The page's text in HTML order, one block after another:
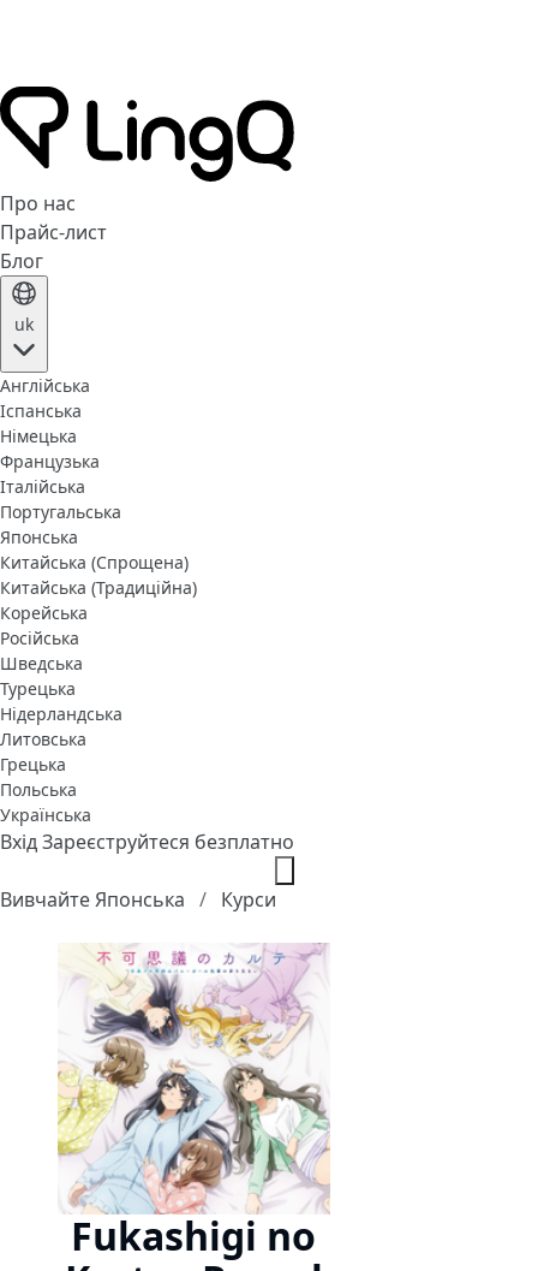
Про нас
Прайс-лист
Блог
uk
Англійська
Іспанська
Німецька
Французька
Італійська
Португальська
Японська
Китайська (Спрощена)
Китайська (Традиційна)
Корейська
Російська
Шведська
Турецька
Нідерландська
Литовська
Грецька
Польська
Українська
ВхідЗареєструйтеся безплатно
Вивчайте Японська Курси
Fukashigi no